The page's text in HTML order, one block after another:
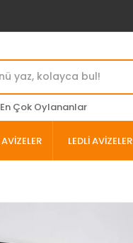
En Çok Oylananlar
LEDLİ AVİZELER